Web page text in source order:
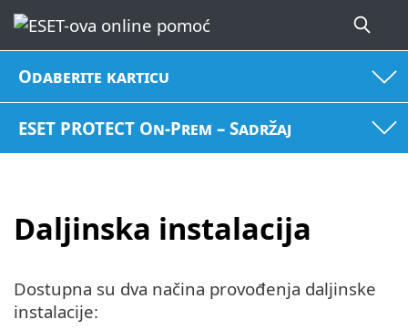
Odaberite karticu
ESET PROTECT On-Prem – Sadržaj
Daljinska instalacija
Dostupna su dva načina provođenja daljinske
instalacije: